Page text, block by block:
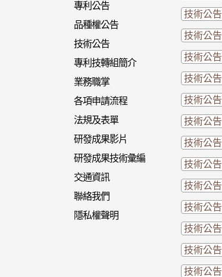
專利公告
品種權公告
技術公告
專利技轉組簡介
業務職掌
各項申請流程
法規及表單
研發成果影片
研發成果技術彙編
交通資訊
聯絡我們
隱私權聲明
技術公告
技術公告
技術公告
技術公告
技術公告
技術公告
技術公告
技術公告
技術公告
技術公告
技術公告
技術公告
技術公告